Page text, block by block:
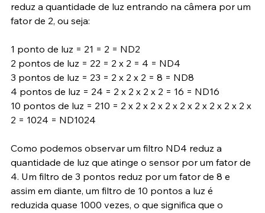
fabricante do filtro. Cada ponto de luz de um filtro ND
reduz a quantidade de luz entrando na câmera por um
1 ponto de luz = 21 = 2 = ND2
2 pontos de luz = 22 = 2 x 2 = 4 = ND4
3 pontos de luz = 23 = 2 x 2 x 2 = 8 = ND8
4 pontos de luz = 24 = 2 x 2 x 2 x 2 = 16 = ND16
10 pontos de luz = 210 = 2 x 2 x 2 x 2 x 2 x 2 x 2 x 2 x 2 x
Como podemos observar um filtro ND4 reduz a
quantidade de luz que atinge o sensor por um fator de
4. Um filtro de 3 pontos reduz por um fator de 8 e
assim em diante, um filtro de 10 pontos a luz é